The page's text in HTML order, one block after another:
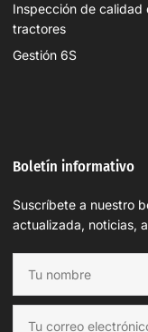
Inspección de calidad
tractores
Gestión 6S
Boletín informativo
Suscríbete a nuestro
actualizada, noticias,